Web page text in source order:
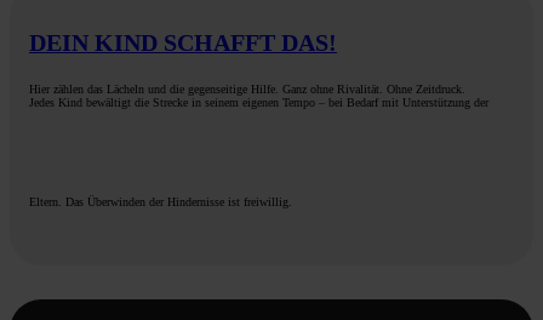
DEIN KIND SCHAFFT DAS!
Hier zählen das Lächeln und die gegenseitige Hilfe. Ganz ohne Rivalität. Ohne Zeitdruck.
Jedes Kind bewältigt die Strecke in seinem eigenen Tempo – bei Bedarf mit Unterstützung der
Eltern. Das Überwinden der Hindernisse ist freiwillig.